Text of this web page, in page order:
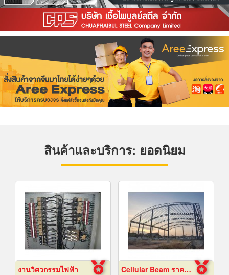
สินค้าและบริการ: ยอดนิยม
งานวิศวกรรมไฟฟ้า Cellular Beam ราคาโรงงาน